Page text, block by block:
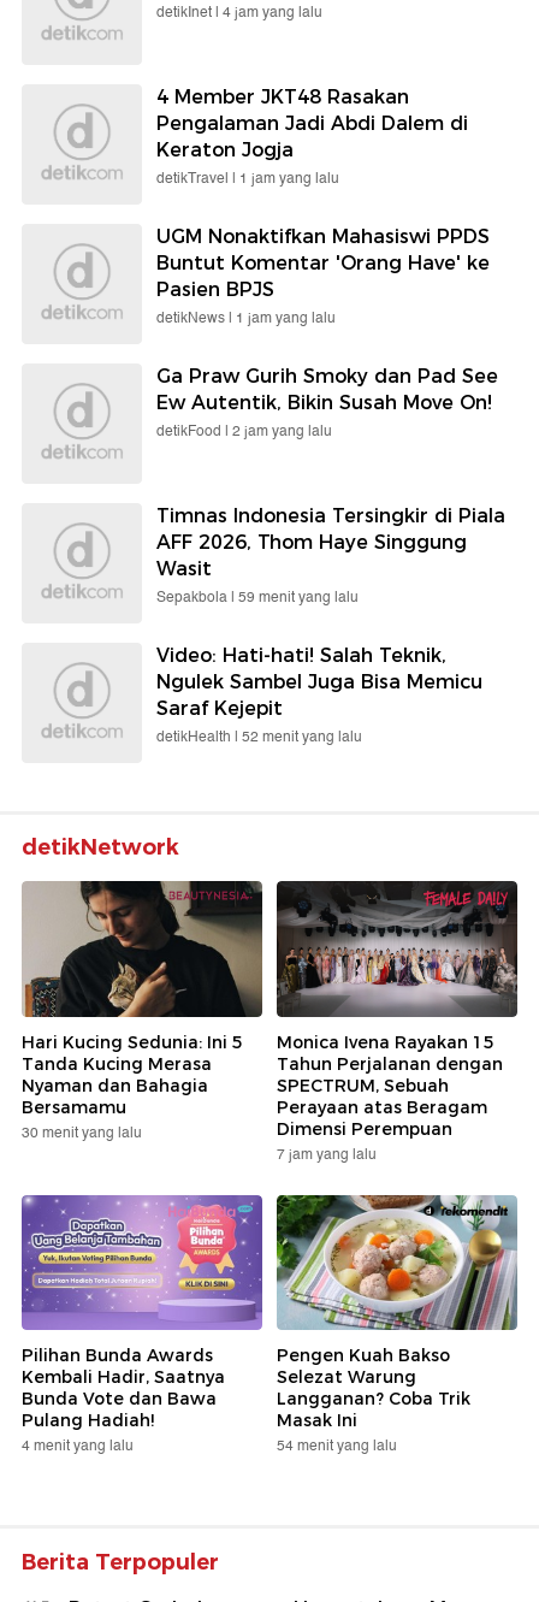
detikInet | 4 jam yang lalu
4 Member JKT48 Rasakan
Pengalaman Jadi Abdi Dalem di
Keraton Jogja
detikTravel | 1 jam yang lalu
UGM Nonaktifkan Mahasiswi PPDS
Buntut Komentar 'Orang Have' ke
Pasien BPJS
detikNews | 1 jam yang lalu
Ga Praw Gurih Smoky dan Pad See
Ew Autentik, Bikin Susah Move On!
detikFood | 2 jam yang lalu
Timnas Indonesia Tersingkir di Piala
AFF 2026, Thom Haye Singgung
Wasit
Sepakbola | 59 menit yang lalu
Video: Hati-hati! Salah Teknik,
Ngulek Sambel Juga Bisa Memicu
Saraf Kejepit
detikHealth | 52 menit yang lalu
detikNetwork
Hari Kucing Sedunia: Ini 5
Tanda Kucing Merasa
Nyaman dan Bahagia
Bersamamu
30 menit yang lalu
Monica Ivena Rayakan 15
Tahun Perjalanan dengan
SPECTRUM, Sebuah
Perayaan atas Beragam
Dimensi Perempuan
7 jam yang lalu
Pilihan Bunda Awards
Kembali Hadir, Saatnya
Bunda Vote dan Bawa
Pulang Hadiah!
4 menit yang lalu
Pengen Kuah Bakso
Selezat Warung
Langganan? Coba Trik
Masak Ini
54 menit yang lalu
Berita Terpopuler